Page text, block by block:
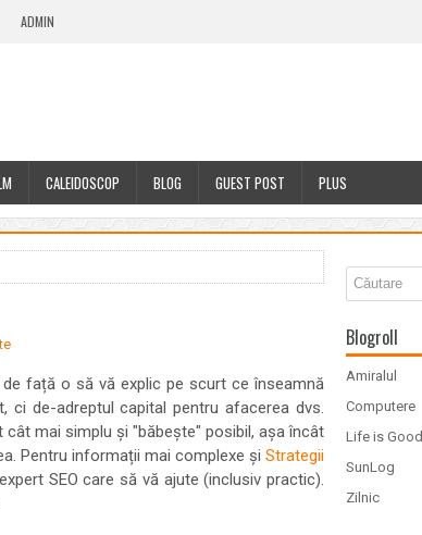
ADMIN
CALEIDOSCOP BLOG GUEST POST PLUS
față o să vă explic pe scurt ce înseamnă
de-adreptul capital pentru afacerea dvs.
mai simplu și "băbește" posibil, așa încât
Pentru informații mai complexe și Strategii
SEO care să vă ajute (inclusiv practic).
Blogroll
Amiralul
Computere
Life is Good
SunLog
Zilnic